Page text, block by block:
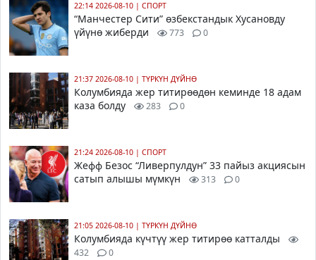
22:14 2026-08-10 | СПОРТ
“Манчестер Сити” өзбекстандык Хусановду
үйүнө жиберди
773 0
21:37 2026-08-10 | ТҮРКҮН ДҮЙНӨ
Колумбияда жер титирөөдөн кеминде 18 адам
каза болду
283 0
21:24 2026-08-10 | СПОРТ
Жефф Безос “Ливерпулдун” 33 пайыз акциясын
сатып алышы мүмкүн
313 0
21:05 2026-08-10 | ТҮРКҮН ДҮЙНӨ
Колумбияда күчтүү жер титирөө катталды
432 0